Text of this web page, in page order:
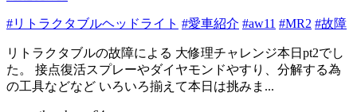
#リトラクタブルヘッドライト #愛車紹介 #aw11 #MR2 #故障
リトラクタブルの故障による 大修理チャレンジ本日pt2でし
た。 接点復活スプレーやダイヤモンドやすり、分解する為
の工具などなど いろいろ揃えて本日は挑みま...